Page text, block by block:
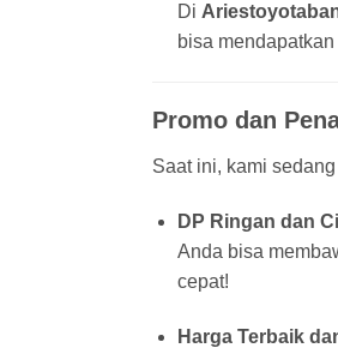
Di
bisa
Promo dan
Saat ini, kami
DP Ringan dan
Anda bisa
cepat!
Harga Terbaik